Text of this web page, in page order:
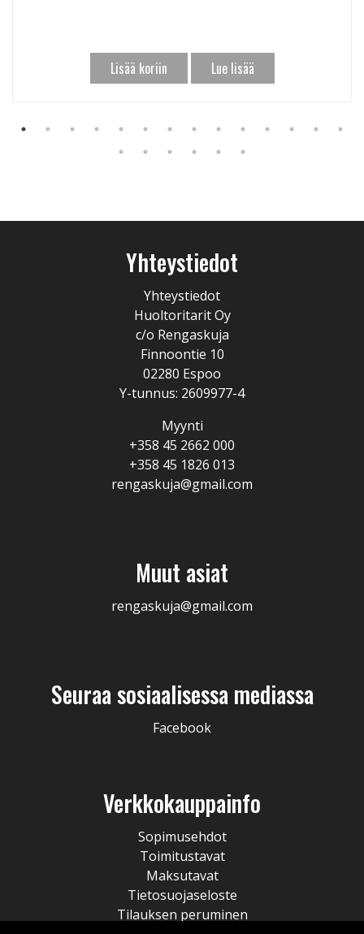
Lisää koriin Lue lisää
Yhteystiedot
Yhteystiedot
Huoltoritarit Oy
c/o Rengaskuja
Finnoontie 10
02280 Espoo
Y-tunnus: 2609977-4
Myynti
+358 45 2662 000
+358 45 1826 013
rengaskuja@gmail.com
Muut asiat
rengaskuja@gmail.com
Seuraa sosiaalisessa mediassa
Facebook
Verkkokauppainfo
Sopimusehdot
Toimitustavat
Maksutavat
Tietosuojaseloste
Tilauksen peruminen